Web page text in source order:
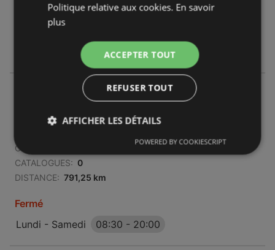
0
CATALOGUES:
788,13 km
Intermarché
Rue Jules Ferry 477
69400 Villefranche Sur Saône
OFFRES:
CATALOGUES: 0
DISTANCE: 791,25 km
Fermé
Lundi - Samedi
08:30 - 20:00
Politique relative aux cookies. En savoir
plus
ACCEPTER TOUT
REFUSER TOUT
AFFICHER LES DÉTAILS
POWERED BY COOKIESCRIPT